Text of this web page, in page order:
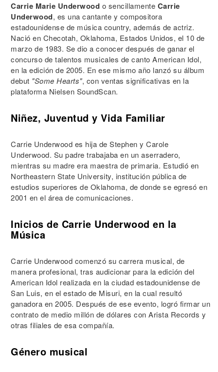
Carrie Marie Underwood o sencillamente Carrie
Underwood, es una cantante y compositora
estadounidense de música country, además de actriz.
Nació en Checotah, Oklahoma, Estados Unidos, el 10 de
marzo de 1983. Se dio a conocer después de ganar el
concurso de talentos musicales de canto American Idol,
en la edición de 2005. En ese mismo año lanzó su álbum
debut "Some Hearts", con ventas significativas en la
plataforma Nielsen SoundScan.
Niñez, Juventud y Vida Familiar
Carrie Underwood es hija de Stephen y Carole
Underwood. Su padre trabajaba en un aserradero,
mientras su madre era maestra de primaria. Estudió en
Northeastern State University, institución pública de
estudios superiores de Oklahoma, de donde se egresó en
2001 en el área de comunicaciones.
Inicios de Carrie Underwood en la
Música
Carrie Underwood comenzó su carrera musical, de
manera profesional, tras audicionar para la edición del
American Idol realizada en la ciudad estadounidense de
San Luis, en el estado de Misuri, en la cual resultó
ganadora en 2005. Después de ese evento, logró firmar un
contrato de medio millón de dólares con Arista Records y
otras filiales de esa compañía.
Género musical